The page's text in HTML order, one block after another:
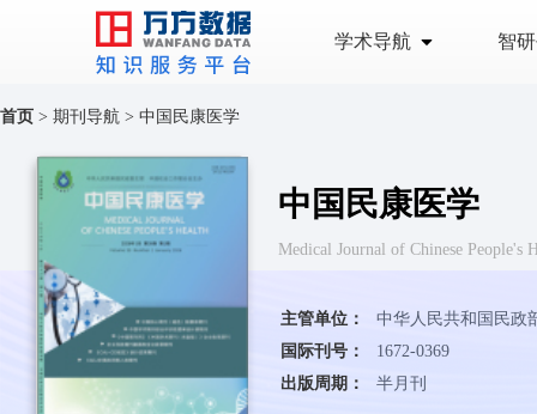
学术导航 智
首页 > 期刊导航 > 中国民康医学
中国民康医学
Medical Journal of Chinese People's
主管单位：
中华人民共和国民政
国际刊号：
1672-0369
出版周期：
半月刊